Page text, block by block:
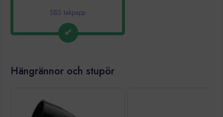
SBS takpapp
Hängrännor och stupör